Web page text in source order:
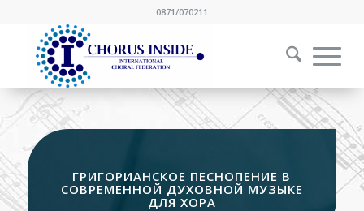
0871/070211
ГРИГОРИАНСКОЕ ПЕСНОПЕНИЕ В
СОВРЕМЕННОЙ ДУХОВНОЙ МУЗЫКЕ
ДЛЯ ХОРА